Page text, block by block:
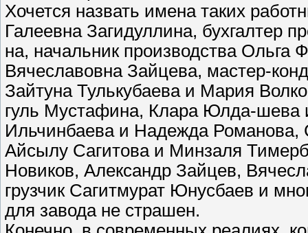
Хочется назвать имена таких
Галеевна Загидуллина, бухгалтер
на, начальник производства
Вячеславовна Зайцева, мастер-
Зайтуна Тулькубаева и Мария
гуль Мустафина, Клара Юлда-шева
Ильчинбаева и Надежда Романова,
Айсылу Сагитова и Минзаля
Новиков, Александр Зайцев,
грузчик Сагитмурат Юнусбаев и
для завода не страшен.